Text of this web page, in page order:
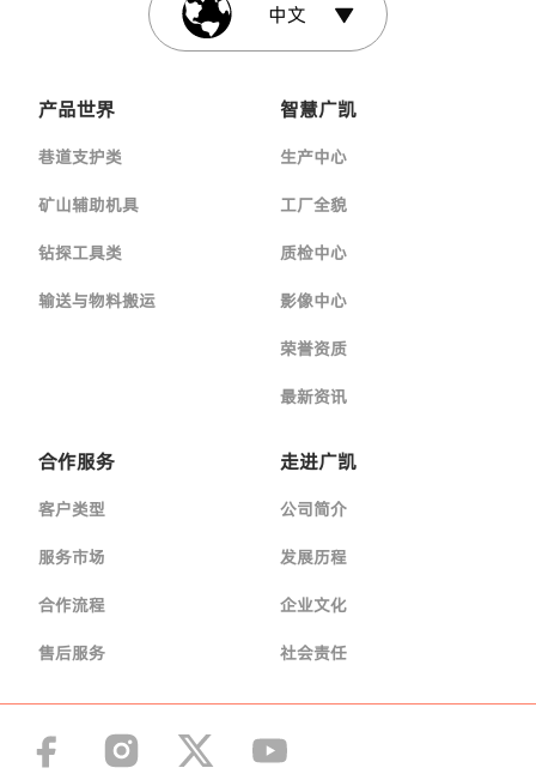
中文
产品世界
巷道支护类
矿山辅助机具
钻探工具类
输送与物料搬运
智慧广凯
生产中心
工厂全貌
质检中心
影像中心
荣誉资质
最新资讯
合作服务
客户类型
服务市场
合作流程
售后服务
走进广凯
公司简介
发展历程
企业文化
社会责任